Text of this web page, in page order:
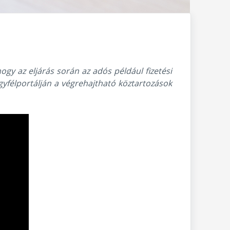
az eljárás során az adós például fizetési
a végrehajtható köztartozások